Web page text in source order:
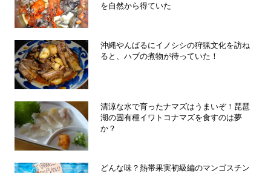
を自然から得ていた
沖縄やんばるにイノシシの狩猟文化を訪ね
ると、ハブの煮物が待っていた！
清涼な水で育ったナマズはうまいぞ！琵琶
湖の固有種イワトコナマズを食すのは夢
か？
どんな味？熱帯果実初級編のマンゴスチン